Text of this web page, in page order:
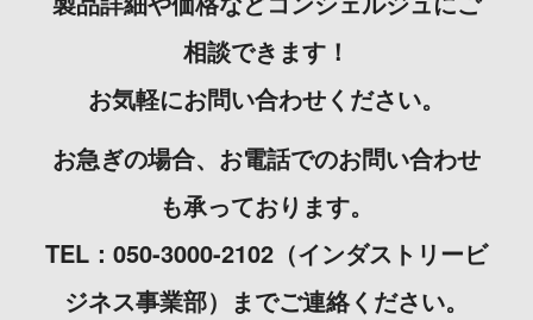
相談できます！
お気軽にお問い合わせください。
お急ぎの場合、お電話でのお問い合わせ
も承っております。
TEL：050-3000-2102（インダストリービ
ジネス事業部）までご連絡ください。